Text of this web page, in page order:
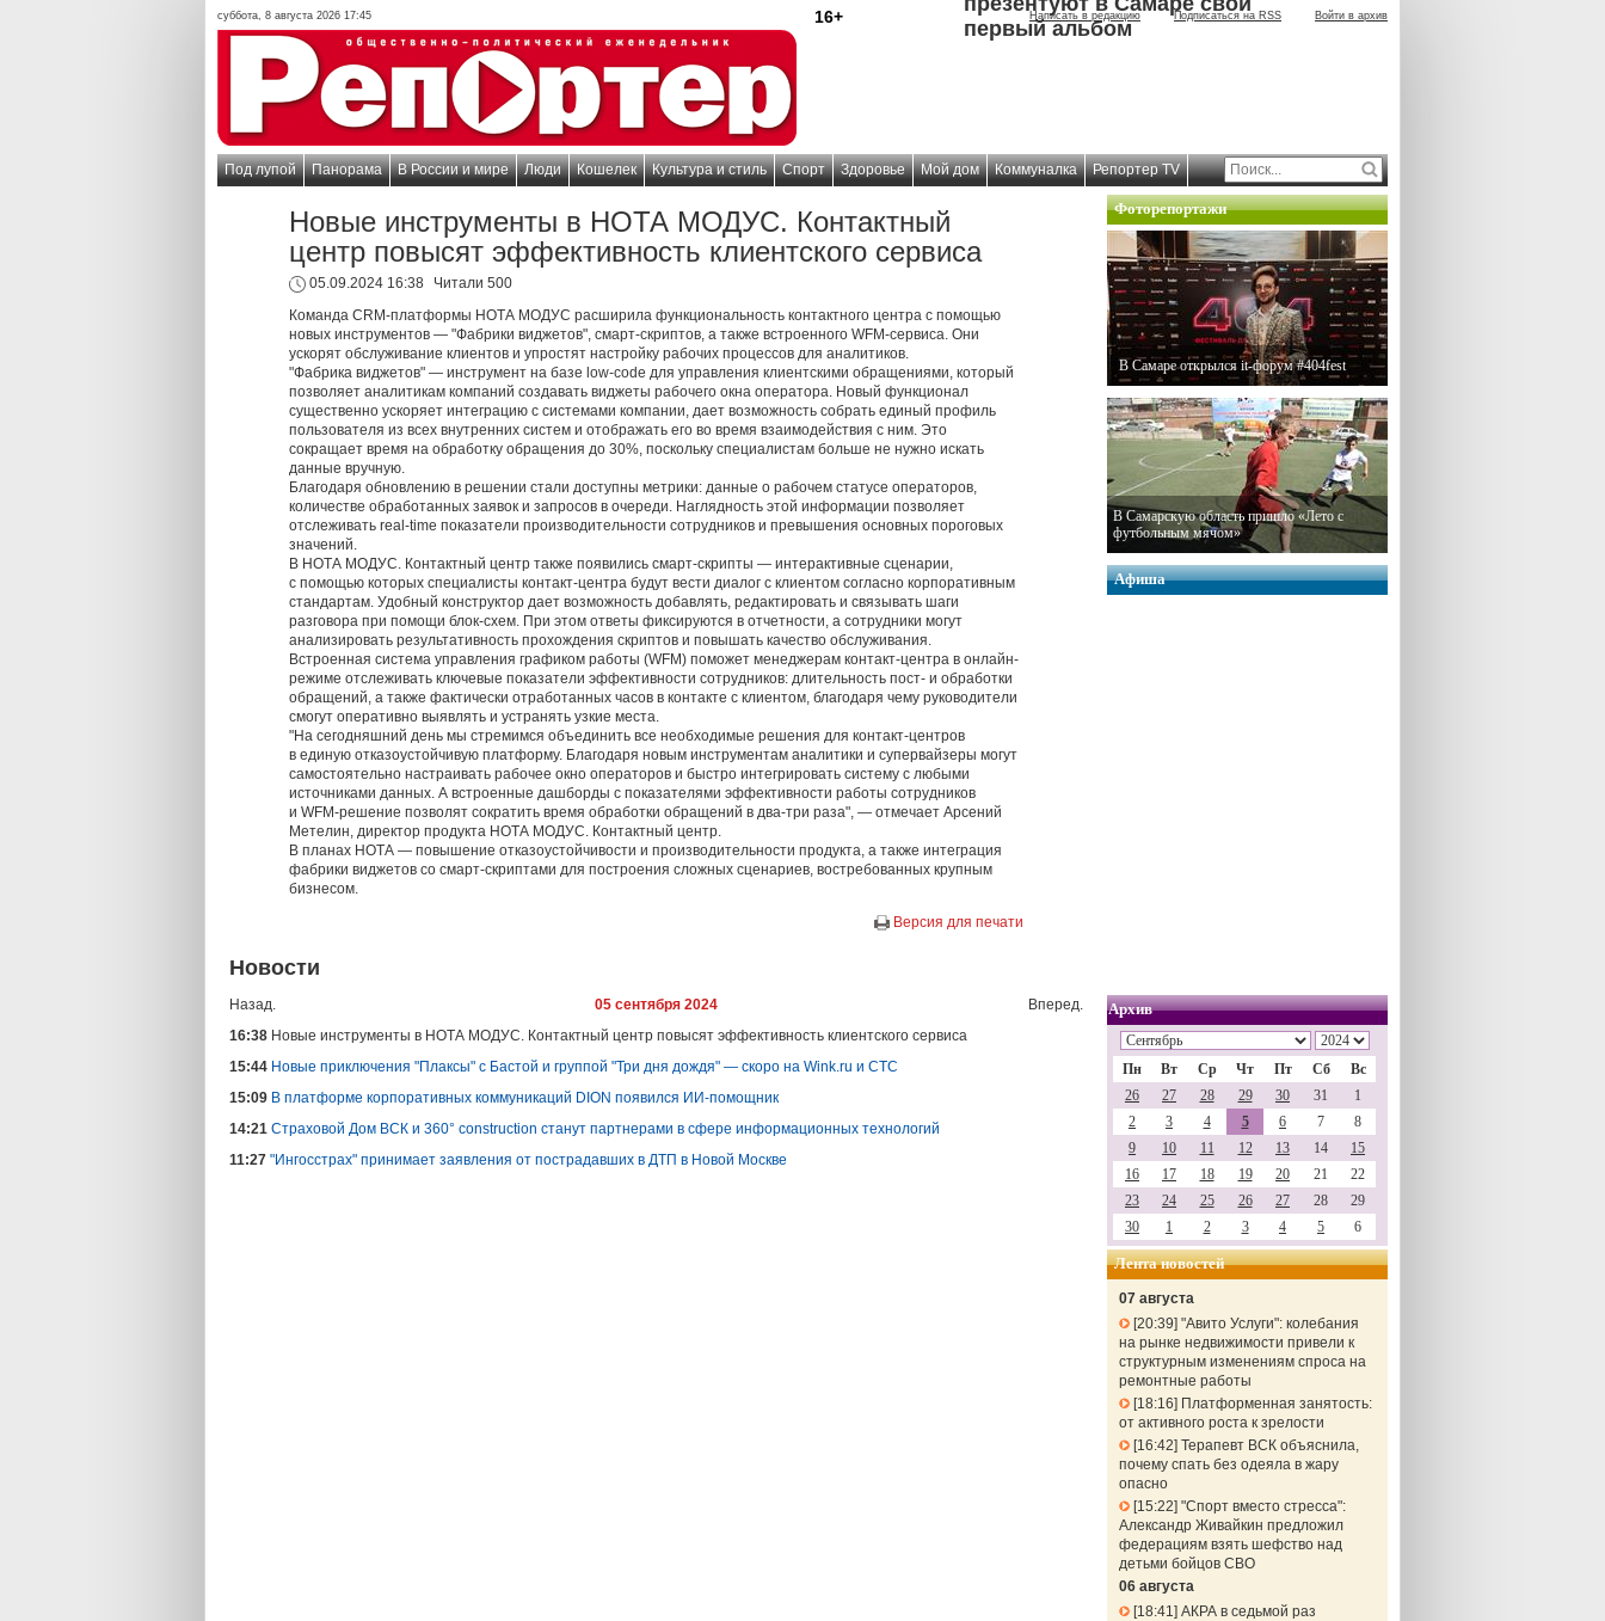
суббота, 8 августа 2026 17:45 16+ Написать в редакцию Подписаться на RSS Войти в архив
первый альбом
Под лупой Панорама В России и мире Люди Кошелек Культура и стиль Спорт Здоровье Мой дом Коммуналка Репортер TV
Новые инструменты в НОТА МОДУС. Контактный
центр повысят эффективность клиентского сервиса
05.09.2024 16:38
Читали 500
Команда CRM-платформы НОТА МОДУС расширила функциональность контактного центра с помощью
новых инструментов — "Фабрики виджетов", смарт-скриптов, а также встроенного WFM-сервиса. Они
ускорят обслуживание клиентов и упростят настройку рабочих процессов для аналитиков.
"Фабрика виджетов" — инструмент на базе low-code для управления клиентскими обращениями, который
позволяет аналитикам компаний создавать виджеты рабочего окна оператора. Новый функционал
существенно ускоряет интеграцию с системами компании, дает возможность собрать единый профиль
пользователя из всех внутренних систем и отображать его во время взаимодействия с ним. Это
сокращает время на обработку обращения до 30%, поскольку специалистам больше не нужно искать
данные вручную.
Благодаря обновлению в решении стали доступны метрики: данные о рабочем статусе операторов,
количестве обработанных заявок и запросов в очереди. Наглядность этой информации позволяет
отслеживать real-time показатели производительности сотрудников и превышения основных пороговых
значений.
В НОТА МОДУС. Контактный центр также появились смарт-скрипты — интерактивные сценарии,
с помощью которых специалисты контакт-центра будут вести диалог с клиентом согласно корпоративным
стандартам. Удобный конструктор дает возможность добавлять, редактировать и связывать шаги
разговора при помощи блок-схем. При этом ответы фиксируются в отчетности, а сотрудники могут
анализировать результативность прохождения скриптов и повышать качество обслуживания.
Встроенная система управления графиком работы (WFM) поможет менеджерам контакт-центра в онлайн-
режиме отслеживать ключевые показатели эффективности сотрудников: длительность пост- и обработки
обращений, а также фактически отработанных часов в контакте с клиентом, благодаря чему руководители
смогут оперативно выявлять и устранять узкие места.
"На сегодняшний день мы стремимся объединить все необходимые решения для контакт-центров
в единую отказоустойчивую платформу. Благодаря новым инструментам аналитики и супервайзеры могут
самостоятельно настраивать рабочее окно операторов и быстро интегрировать систему с любыми
источниками данных. А встроенные дашборды с показателями эффективности работы сотрудников
и WFM-решение позволят сократить время обработки обращений в два-три раза", — отмечает Арсений
Метелин, директор продукта НОТА МОДУС. Контактный центр.
В планах НОТА — повышение отказоустойчивости и производительности продукта, а также интеграция
фабрики виджетов со смарт-скриптами для построения сложных сценариев, востребованных крупным
бизнесом.
Версия для печати
Новости
Назад. 05 сентября 2024
Вперед.
16:38 Новые инструменты в НОТА МОДУС. Контактный центр повысят эффективность клиентского сервиса
15:44 Новые приключения "Плаксы" с Бастой и группой "Три дня дождя" — скоро на Wink.ru и СТС
15:09 В платформе корпоративных коммуникаций DION появился ИИ-помощник
14:21 Страховой Дом ВСК и 360° construction станут партнерами в сфере информационных технологий
11:27 "Ингосстрах" принимает заявления от пострадавших в ДТП в Новой Москве
Фоторепортажи
В Самаре открылся it-форум #404fest
В Самарскую область пришло «Лето с
футбольным мячом»
Афиша
Архив
Пн Вт Ср Чт Пт Сб
Вс
26
27 28 29 30 31
1
2
3 4 5 6 7
8
9
10 11 12 13 14
15
16
17 18 19 20 21
22
23
24 25 26 27 28
29
30
1 2 3 4 5 6
Лента новостей
07 августа
20:39 "Авито Услуги": колебания
на рынке недвижимости привели к
структурным изменениям спроса на
ремонтные работы
18:16
Платформенная занятость:
от активного роста к зрелости
16:42 Терапевт ВСК объяснила,
почему спать без одеяла в жару
опасно
15:22 "Спорт вместо стресса":
Александр Живайкин предложил
федерациям взять шефство над
детьми бойцов СВО
06 августа
18:41 АКРА в седьмой раз